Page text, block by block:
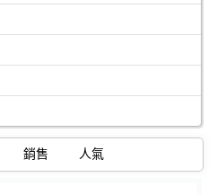
銷售 人氣